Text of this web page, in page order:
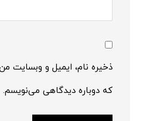
ذخیره نام، ایمیل و وبسایت
که دوباره دیدگاهی می‌نویسم.